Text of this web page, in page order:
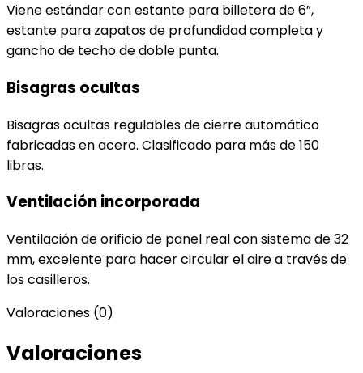
Viene estándar con estante para billetera de 6”,
estante para zapatos de profundidad completa y
gancho de techo de doble punta.
Bisagras ocultas
Bisagras ocultas regulables de cierre automático
fabricadas en acero. Clasificado para más de 150
libras.
Ventilación incorporada
Ventilación de orificio de panel real con sistema de 32
mm, excelente para hacer circular el aire a través de
los casilleros.
Valoraciones (0)
Valoraciones